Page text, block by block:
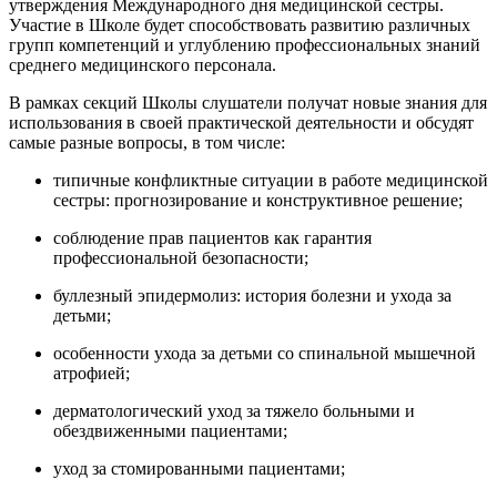
утверждения Международного дня медицинской сестры.
Участие в Школе будет способствовать развитию различных
групп компетенций и углублению профессиональных знаний
среднего медицинского персонала.
В рамках секций Школы слушатели получат новые знания для
использования в своей практической деятельности и обсудят
самые разные вопросы, в том числе:
типичные конфликтные ситуации в работе медицинской
сестры: прогнозирование и конструктивное решение;
соблюдение прав пациентов как гарантия
профессиональной безопасности;
буллезный эпидермолиз: история болезни и ухода за
детьми;
особенности ухода за детьми со спинальной мышечной
атрофией;
дерматологический уход за тяжело больными и
обездвиженными пациентами;
уход за стомированными пациентами;